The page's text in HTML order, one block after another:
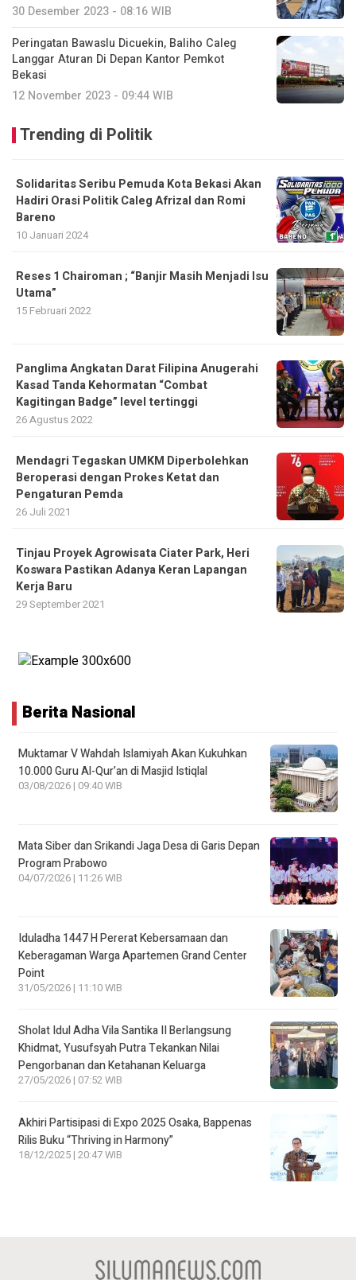
30 Desember 2023 - 08:16 WIB
Peringatan Bawaslu Dicuekin, Baliho Caleg
Langgar Aturan Di Depan Kantor Pemkot
Bekasi
12 November 2023 - 09:44 WIB
Trending di Politik
Solidaritas Seribu Pemuda Kota Bekasi Akan
Hadiri Orasi Politik Caleg Afrizal dan Romi
Bareno
10 Januari 2024
Reses 1 Chairoman ; “Banjir Masih Menjadi Isu
Utama”
15 Februari 2022
Panglima Angkatan Darat Filipina Anugerahi
Kasad Tanda Kehormatan “Combat
Kagitingan Badge” level tertinggi
26 Agustus 2022
Mendagri Tegaskan UMKM Diperbolehkan
Beroperasi dengan Prokes Ketat dan
Pengaturan Pemda
26 Juli 2021
Tinjau Proyek Agrowisata Ciater Park, Heri
Koswara Pastikan Adanya Keran Lapangan
Kerja Baru
29 September 2021
Berita Nasional
Muktamar V Wahdah Islamiyah Akan Kukuhkan
10.000 Guru Al-Qur’an di Masjid Istiqlal
03/08/2026 | 09:40 WIB
Mata Siber dan Srikandi Jaga Desa di Garis Depan
Program Prabowo
04/07/2026 | 11:26 WIB
Iduladha 1447 H Pererat Kebersamaan dan
Keberagaman Warga Apartemen Grand Center
Point
31/05/2026 | 11:10 WIB
Sholat Idul Adha Vila Santika II Berlangsung
Khidmat, Yusufsyah Putra Tekankan Nilai
Pengorbanan dan Ketahanan Keluarga
27/05/2026 | 07:52 WIB
Akhiri Partisipasi di Expo 2025 Osaka, Bappenas
Rilis Buku “Thriving in Harmony”
18/12/2025 | 20:47 WIB